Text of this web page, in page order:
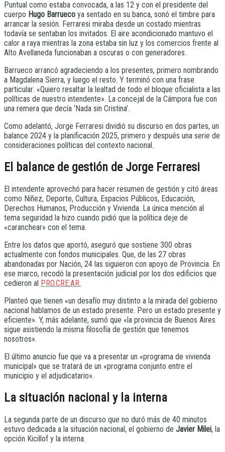
Puntual como estaba convocada, a las 12 y con el presidente del
cuerpo Hugo Barrueco ya sentado en su banca, sonó el timbre para
arrancar la sesión. Ferraresi miraba desde un costado mientras
todavía se sentaban los invitados. El aire acondicionado mantuvo el
calor a raya mientras la zona estaba sin luz y los comercios frente al
Alto Avellaneda funcionaban a oscuras o con generadores.
Barrueco arrancó agradeciendo a los presentes, primero nombrando
a Magdalena Sierra, y luego el resto. Y terminó con una frase
particular: «Quiero resaltar la lealtad de todo el bloque oficialista a las
políticas de nuestro intendente». La concejal de la Cámpora fue con
una remera que decía ‘Nada sin Cristina’.
Como adelantó, Jorge Ferraresi dividió su discurso en dos partes, un
balance 2024 y la planificación 2025, primero y después una serie de
consideraciones políticas del contexto nacional.
El balance de gestión de Jorge Ferraresi
El intendente aprovechó para hacer resumen de gestión y citó áreas
como Niñez, Deporte, Cultura, Espacios Públicos, Educación,
Derechos Humanos, Producción y Vivienda. La única mención al
tema seguridad la hizo cuando pidió que la política deje de
«caranchear» con el tema.
Entre los datos que aportó, aseguró que sostiene 300 obras
actualmente con fondos municipales. Que, de las 27 obras
abandonadas por Nación, 24 las siguieron con apoyo de Provincia. En
ese marco, recodó la presentación judicial por los dos edificios que
cedieron al PRO.CRE.AR.
Planteó que tienen «un desafío muy distinto a la mirada del gobierno
nacional hablamos de un estado presente. Pero un estado presente y
eficiente». Y, más adelante, sumó que «la provincia de Buenos Aires
sigue asistiendo la misma filosofía de gestión que tenemos
nosotros».
El último anuncio fue que va a presentar un «programa de vivienda
municipal» que se tratará de un «programa conjunto entre el
municipio y el adjudicatario».
La situación nacional y la interna
La segunda parte de un discurso que no duró más de 40 minutos
estuvo dedicada a la situación nacional, el gobierno de Javier Milei, la
opción Kicillof y la interna.